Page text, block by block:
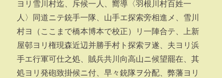
ヨリ雪川村迄、斥候一人、嚮導〈羽根川村百姓一
人〉同道ニテ銃手一隊、山手エ探索旁相進メ、雪川
村ヨ（ここまで橋本博本で校正）リ一陣合テ、上新
屋邨ヨリ権現森近辺并勝手村ト探索ヲ遂、夫ヨリ浜
手エ行軍可仕之処、賊兵共川向高山ニ候望罷在、其
処ヨリ発砲致掛候ニ付、早々銃隊ヲ分配、弊藩ヨリ